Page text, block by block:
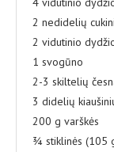
2 nedidelių
2 vidutinio
1 svogūno
2-3 skiltelių
3 didelių
200 g varškės
¾ stiklinės (105